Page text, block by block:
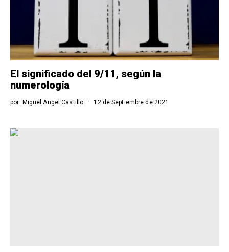
El significado del 9/11, según la
numerología
por Miguel Angel Castillo 12 de Septiembre de 2021